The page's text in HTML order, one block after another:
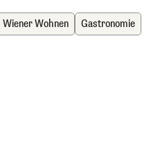
Wiener Wohnen Gastronomie